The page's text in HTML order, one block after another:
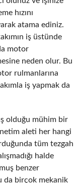
hızını
atama ediniz.
iş üstünde
motor
neden olur. Bu
rulmanlarına
iş yapmak da
olduğu mühim bir
aleti her hangi
tüm tezgah
halde
benzer
da birçok mekanik